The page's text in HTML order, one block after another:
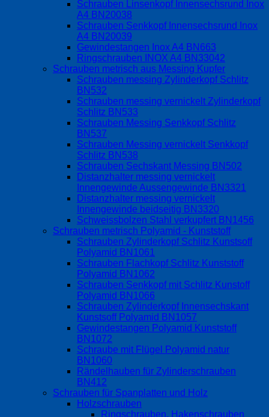
Schrauben Linsenkopf Innensechsrund Inox
A4 BN20038
Schrauben Senkkopf Innensechsrund Inox
A4 BN20039
Gewindestangen Inox A4 BN663
Ringschrauben INOX A4 BN33042
Schrauben metrisch aus Messing Kupfer
Schrauben messing Zylinderkopf Schlitz
BN532
Schrauben messing vernickelt Zylinderkopf
Schlitz BN533
Schrauben Messing Senkkopf Schlitz
BN537
Schrauben Messing vernickelt Senkkopf
Schlitz BN538
Schrauben Sechskant Messing BN502
Distanzhalter messing vernickelt
Innengewinde Aussengewinde BN3321
Distanzhalter messing vernickelt
Innengewinde beidseitig BN3320
Schweissbolzen Stahl verkupfert BN1456
Schrauben metrisch Polyamid - Kunststoff
Schrauben Zylinderkopf Schlitz Kunstsoff
Polyamid BN1061
Schrauben Flachkopf Schlitz Kunststoff
Polyamid BN1062
Schrauben Senkkopf mit Schlitz Kunstoff
Polyamid BN1066
Schrauben Zylinderkopf Innensechskant
Kunstsoff Polyamid BN1057
Gewindestangen Polyamid Kunststoff
BN1072
Schraube mit Flügel Polyamid natur
BN1060
Rändelhauben für Zylinderschrauben
BN412
Schrauben für Spanplatten und Holz
Holzschrauben
Ringschrauben, Hakenschrauben